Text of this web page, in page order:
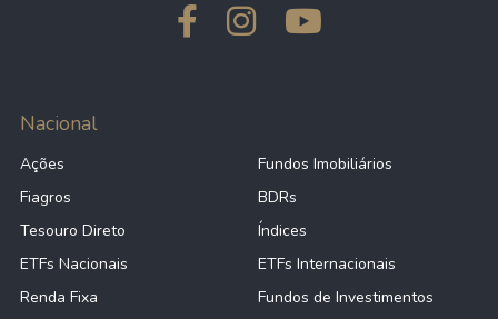
Nacional
Ações
Fundos Imobiliários
Fiagros
BDRs
Tesouro Direto
Índices
ETFs Nacionais
ETFs Internacionais
Renda Fixa
Fundos de Investimentos